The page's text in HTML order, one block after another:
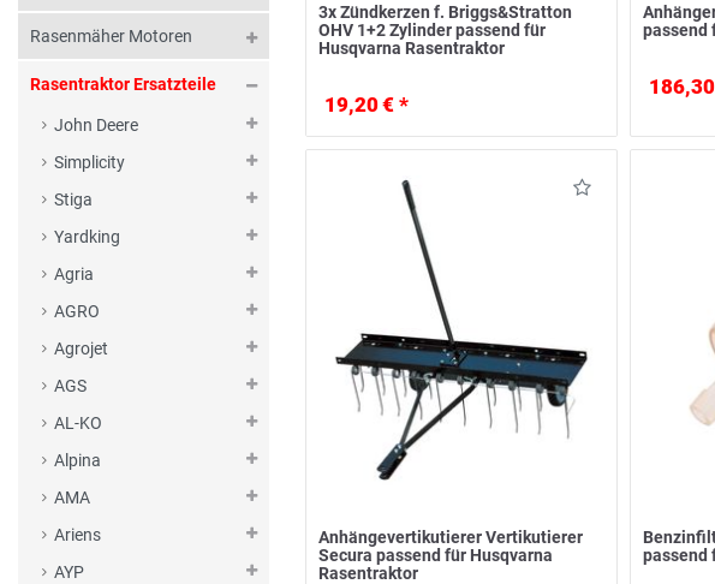
Rasenmäher Motoren
Rasentraktor Ersatzteile
John Deere
Simplicity
Stiga
Yardking
Agria
AGRO
Agrojet
AGS
AL-KO
Alpina
AMA
Ariens
AYP
3x Zündkerzen f. Briggs&Stratton
OHV 1+2 Zylinder passend für
Husqvarna Rasentraktor
19,20 € *
passend
Anhängevertikutierer Vertikutierer
Secura passend für Husqvarna
Rasentraktor
passend